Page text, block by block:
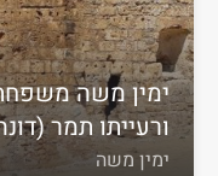
ימין משה
ורעייתו תמר
ימין משה